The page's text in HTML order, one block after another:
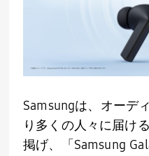
Samsungは、オーデ
り多くの人々に届け
掲げ、「 Samsung